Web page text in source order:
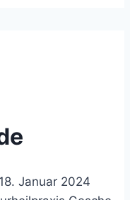
18. Januar 2024